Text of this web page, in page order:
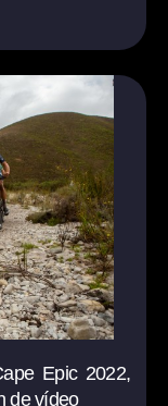
Epic 2022,
de vídeo